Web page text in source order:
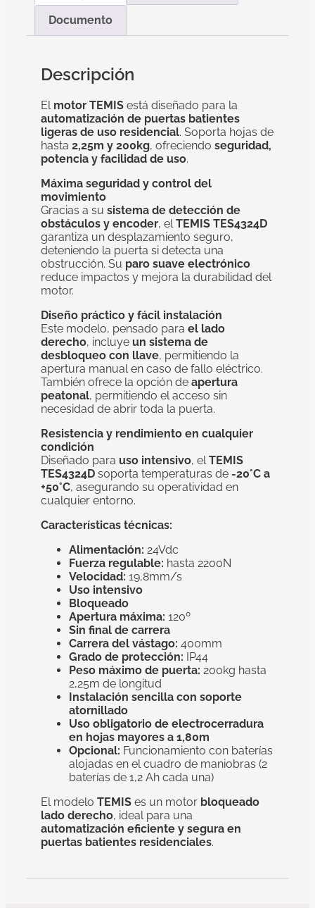
Documento
Descripción
El motor TEMIS está diseñado para la
automatización de puertas batientes
ligeras de uso residencial. Soporta hojas de
hasta 2,25m y 200kg, ofreciendo seguridad,
potencia y facilidad de uso.
Máxima seguridad y control del
movimiento
Gracias a su sistema de detección de
obstáculos y encoder, el TEMIS TES4324D
garantiza un desplazamiento seguro,
deteniendo la puerta si detecta una
obstrucción. Su paro suave electrónico
reduce impactos y mejora la durabilidad del
motor.
Diseño práctico y fácil instalación
Este modelo, pensado para el lado
derecho, incluye un sistema de
desbloqueo con llave, permitiendo la
apertura manual en caso de fallo eléctrico.
También ofrece la opción de apertura
peatonal, permitiendo el acceso sin
necesidad de abrir toda la puerta.
Resistencia y rendimiento en cualquier
condición
Diseñado para uso intensivo, el TEMIS
TES4324D soporta temperaturas de -20°C a
+50°C, asegurando su operatividad en
cualquier entorno.
Características técnicas:
Alimentación: 24Vdc
Fuerza regulable: hasta 2200N
Velocidad: 19,8mm/s
Uso intensivo
Bloqueado
Apertura máxima: 120º
Sin final de carrera
Carrera del vástago: 400mm
Grado de protección: IP44
Peso máximo de puerta: 200kg hasta
2,25m de longitud
Instalación sencilla con soporte
atornillado
Uso obligatorio de electrocerradura
en hojas mayores a 1,80m
Opcional: Funcionamiento con baterías
alojadas en el cuadro de maniobras (2
baterías de 1,2 Ah cada una)
El modelo TEMIS es un motor bloqueado
lado derecho, ideal para una
automatización eficiente y segura en
puertas batientes residenciales.